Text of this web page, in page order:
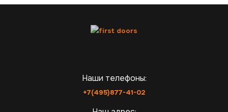
Наши телефоны:
+7(495)877-41-02